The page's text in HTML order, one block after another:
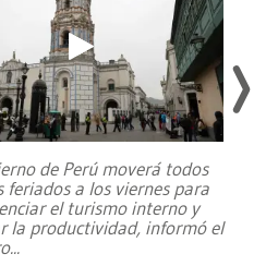
de Perú moverá todos
feriados a los viernes para
el turismo interno y
la productividad, informó el
...